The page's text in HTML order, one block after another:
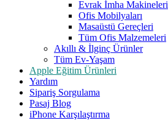
Evrak İmha Makineleri
Ofis Mobilyaları
Masaüstü Gereçleri
Tüm Ofis Malzemeleri
Akıllı & İlginç Ürünler
Tüm Ev-Yaşam
Apple Eğitim Ürünleri
Yardım
Sipariş Sorgulama
Pasaj Blog
iPhone Karşılaştırma